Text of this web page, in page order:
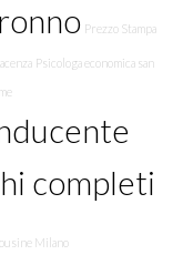
Prezzo Stampa
Psicologa economica san
completi
Milano